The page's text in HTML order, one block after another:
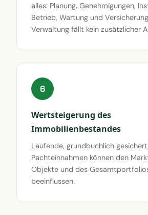
alles: Planung, Genehmigungen,
Betrieb, Wartung und
Verwaltung fällt kein zusätzlicher
6
Wertsteigerung des
Immobilienbestandes
Laufende, grundbuchlich
Pachteinnahmen können den
Objekte und des
beeinflussen.